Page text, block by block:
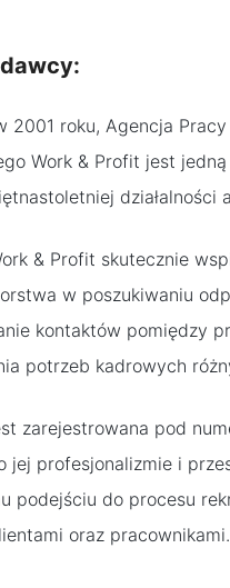
2001 roku, Agencja
Work & Profit jest
działalności
& Profit skutecznie
w poszukiwaniu
kontaktów pomiędzy
potrzeb kadrowych
zarejestrowana pod
jej profesjonalizmie i
podejściu do procesu
oraz pracownikami.